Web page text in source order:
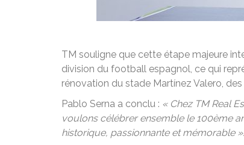
TM souligne que cette étape majeure
division du football espagnol, ce qui
rénovation du stade Martínez Valero,
Pablo Serna a conclu : « Chez TM Real
voulons célébrer ensemble le 100ème
historique, passionnante et mémorable ».